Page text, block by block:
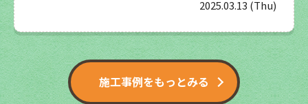
2025.03.13 (Thu)
施工事例をもっとみる